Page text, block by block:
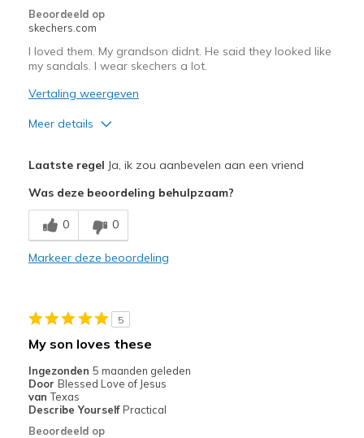
Width
Sizing
View On Shoes
I'm Into Shoes
Beoordeeld op
skechers.com
I loved them. My grandson didnt. He said they looked like
my sandals. I wear skechers a lot.
Vertaling weergeven
Meer details
Comfortable
Beste toepassingen
Casual Wear
Laatste regel Ja, ik zou aanbevelen aan een vriend
Was deze beoordeling behulpzaam?
0 0
Markeer deze beoordeling
5
My son loves these
Ingezonden 5 maanden geleden
Door Blessed Love of Jesus
van Texas
Describe Yourself Practical
Beoordeeld op